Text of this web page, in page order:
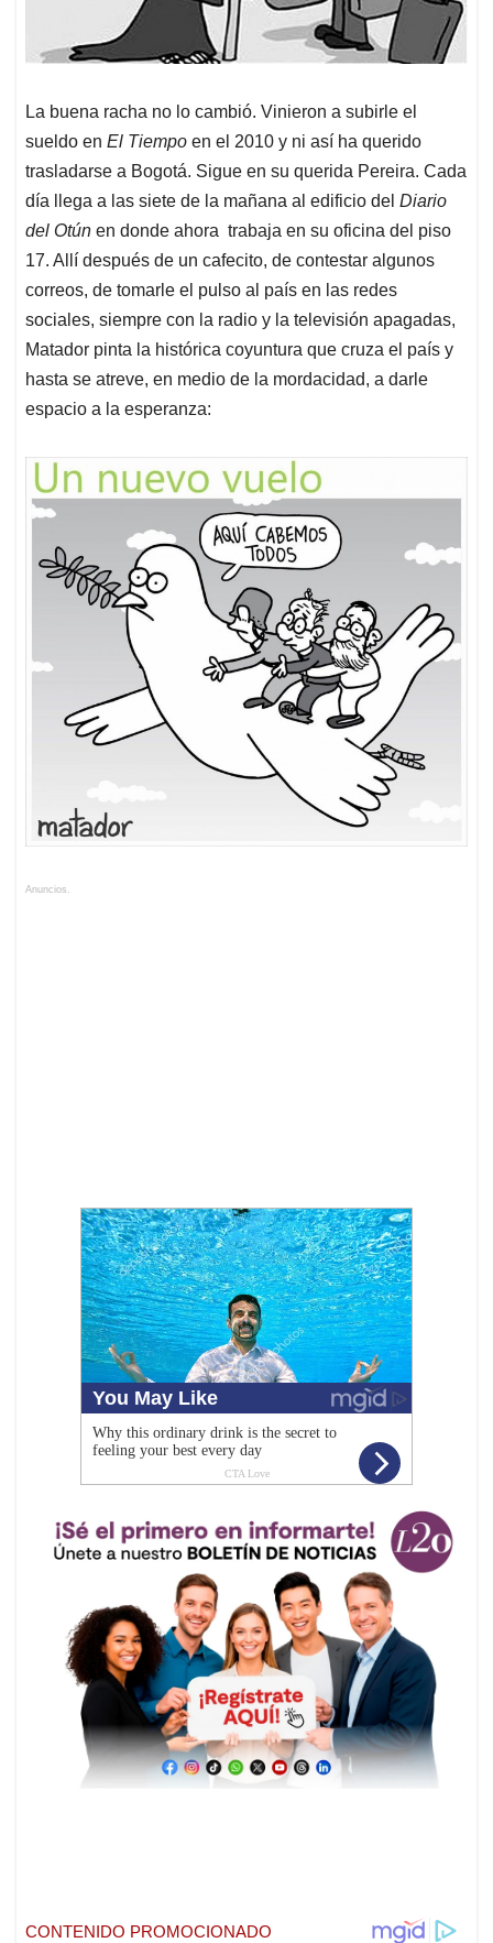
La buena racha no lo cambió. Vinieron a subirle el
sueldo en El Tiempo en el 2010 y ni así ha querido
trasladarse a Bogotá. Sigue en su querida Pereira. Cada
día llega a las siete de la mañana al edificio del Diario
del Otún en donde ahora trabaja en su oficina del piso
17. Allí después de un cafecito, de contestar algunos
correos, de tomarle el pulso al país en las redes
sociales, siempre con la radio y la televisión apagadas,
Matador pinta la histórica coyuntura que cruza el país y
hasta se atreve, en medio de la mordacidad, a darle
espacio a la esperanza:
Anuncios.